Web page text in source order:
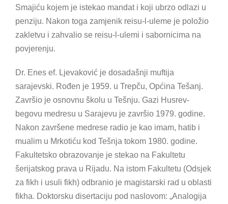
Smajiću kojem je istekao mandat i koji ubrzo odlazi u
penziju. Nakon toga zamjenik reisu-l-uleme je položio
zakletvu i zahvalio se reisu-l-ulemi i sabornicima na
povjerenju.
Dr. Enes ef. Ljevaković je dosadašnji muftija
sarajevski. Rođen je 1959. u Trepču, Općina Tešanj.
Završio je osnovnu školu u Tešnju. Gazi Husrev-
begovu medresu u Sarajevu je završio 1979. godine.
Nakon završene medrese radio je kao imam, hatib i
mualim u Mrkotiću kod Tešnja tokom 1980. godine.
Fakultetsko obrazovanje je stekao na Fakultetu
šerijatskog prava u Rijadu. Na istom Fakultetu (Odsjek
za fikh i usuli fikh) odbranio je magistarski rad u oblasti
fikha. Doktorsku disertaciju pod naslovom: „Analogija